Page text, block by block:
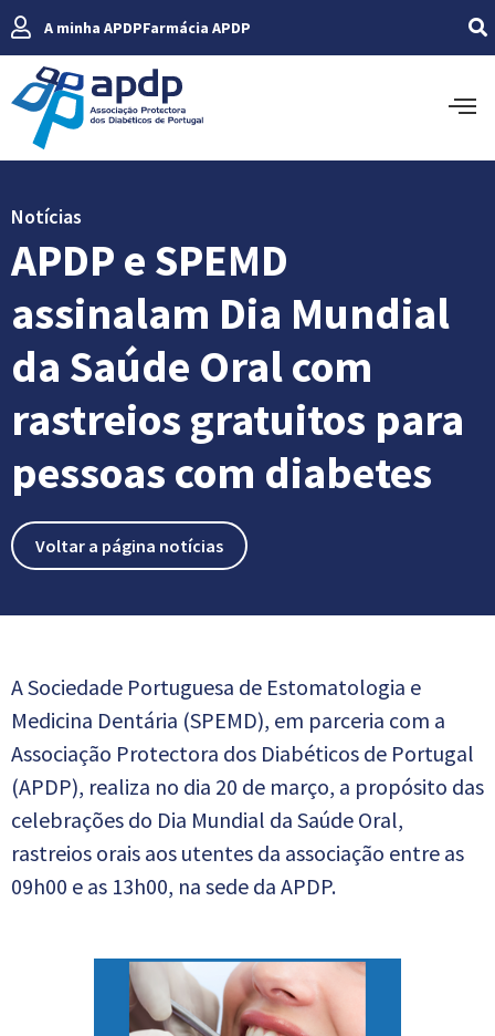
A minha APDPFarmácia APDP
Notícias
APDP e SPEMD
assinalam Dia Mundial
da Saúde Oral com
rastreios gratuitos para
pessoas com diabetes
Voltar a página notícias
A Sociedade Portuguesa de Estomatologia e
Medicina Dentária (SPEMD), em parceria com a
Associação Protectora dos Diabéticos de Portugal
(APDP), realiza no dia 20 de março, a propósito das
celebrações do Dia Mundial da Saúde Oral,
rastreios orais aos utentes da associação entre as
09h00 e as 13h00, na sede da APDP.